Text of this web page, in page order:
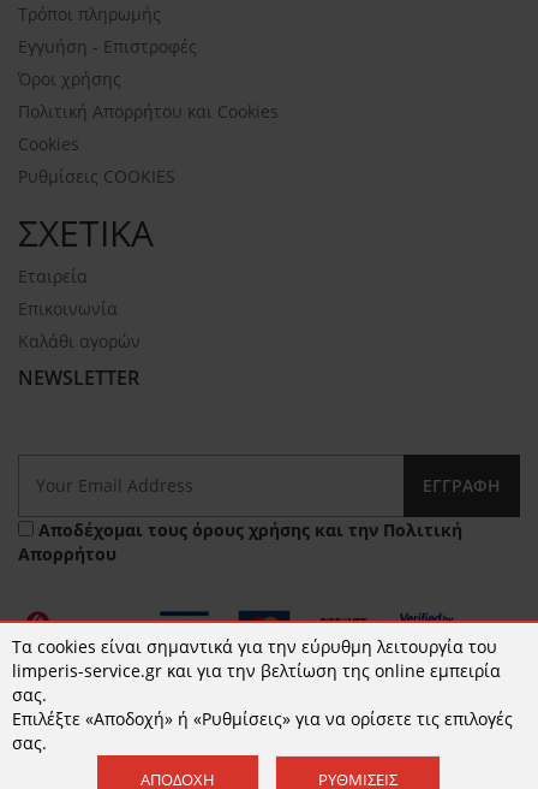
Τρόποι πληρωμής
Εγγυήση - Επιστροφές
Όροι χρήσης
Πολιτική Απορρήτου και Cookies
Cookies
Ρυθμίσεις COOKIES
ΣΧΕΤΙΚΑ
Εταιρεία
Επικοινωνία
Καλάθι αγορών
NEWSLETTER
ΕΓΓΡΑΦΉ
Αποδέχομαι τους όρους χρήσης και την Πολιτική
Απορρήτου
© 2026 limperis-service.gr | Κατασκευή ιστοσελίδων -
www.qualityweb.gr
Τα cookies είναι σημαντικά για την εύρυθμη λειτουργία του
limperis-service.gr και για την βελτίωση της online εμπειρία
σας.
Επιλέξτε «Αποδοχή» ή «Ρυθμίσεις» για να ορίσετε τις επιλογές
σας.
ΑΠΟΔΟΧΉ ΡΥΘΜΊΣΕΙΣ